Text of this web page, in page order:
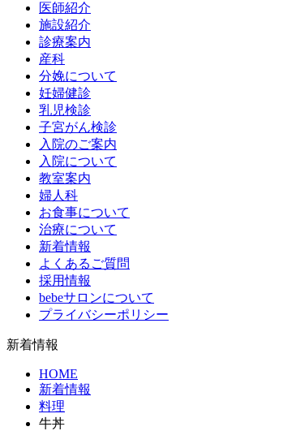
医師紹介
施設紹介
診療案内
産科
分娩について
妊婦健診
乳児検診
子宮がん検診
入院のご案内
入院について
教室案内
婦人科
お食事について
治療について
新着情報
よくあるご質問
採用情報
bebeサロンについて
プライバシーポリシー
新着情報
HOME
新着情報
料理
牛丼